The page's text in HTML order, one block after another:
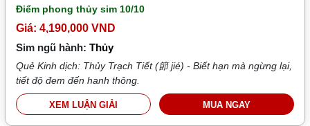
Điểm phong thủy sim 10/10
Giá: 4,190,000 VND
Sim ngũ hành:Thủy
Quẻ Kinh dịch: Thủy Trạch Tiết (節 jié) - Biết hạn mà ngừng lại,
tiết độ đem đến hanh thông.
XEM LUẬN GIẢI MUA NGAY